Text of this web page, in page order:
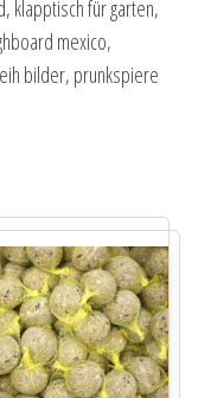
klapptisch für garten,
mexico,
bilder, prunkspiere